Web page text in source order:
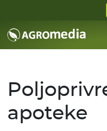
apoteke